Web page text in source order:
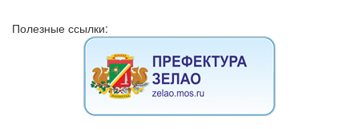
Полезные ссылки: